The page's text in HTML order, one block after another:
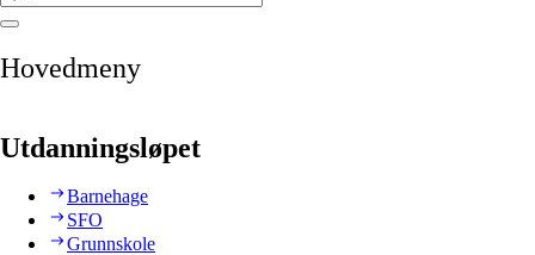
Hovedmeny
Utdanningsløpet
Barnehage
SFO
Grunnskole